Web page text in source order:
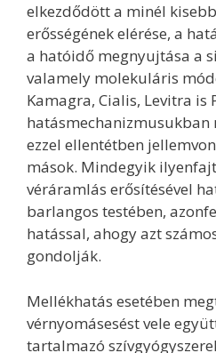
elkezdődött a minél
erősségének elérése, a
a hatóidő megnyujtása a
valamely molekuláris
Kamagra, Cialis, Levitra is
hatásmechanizmusukban
ezzel ellentétben
mások. Mindegyik
véráramlás erősítésével
barlangos testében,
hatással, ahogy azt
gondolják.
Mellékhatás esetében
vérnyomásesést vele
tartalmazó